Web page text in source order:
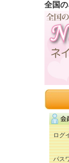
全国
ログ
パス